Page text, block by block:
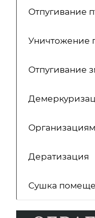
Отпугивание
Уничтожение
Отпугивание
Организациям
Дератизация
Сушка